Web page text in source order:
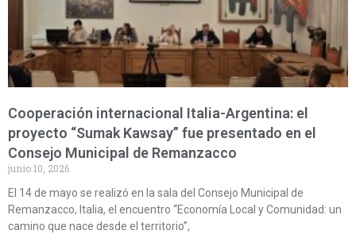
Cooperación internacional Italia-Argentina: el
proyecto “Sumak Kawsay” fue presentado en el
Consejo Municipal de Remanzacco
junio 10, 2026
El 14 de mayo se realizó en la sala del Consejo Municipal de
Remanzacco, Italia, el encuentro “Economía Local y Comunidad: un
camino que nace desde el territorio”,